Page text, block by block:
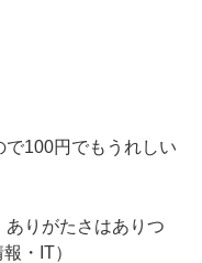
で100円でもうれしい
ありがたさはありつ
・IT）